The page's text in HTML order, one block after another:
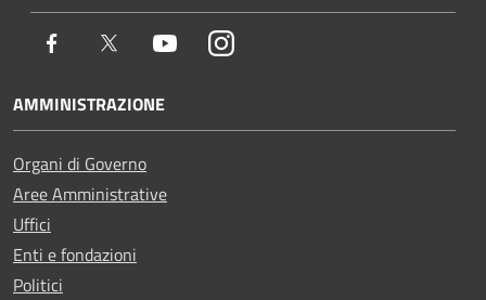
Facebook Twitter YoutubeInstagram
AMMINISTRAZIONE
Organi di Governo
Aree Amministrative
Uffici
Enti e fondazioni
Politici